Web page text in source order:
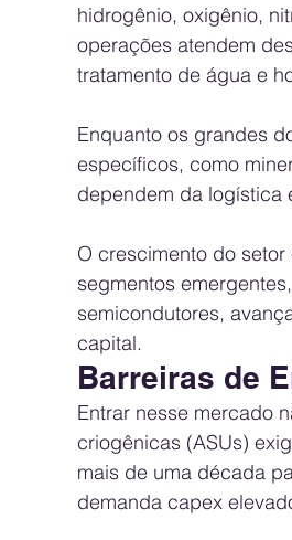
hidrogênio, oxigênio,
operações atendem
tratamento de água e
Enquanto os grandes
específicos, como
dependem da logística
O crescimento do
segmentos
semicondutores,
capital.
Barreiras de
Entrar nesse mercado
criogênicas (ASUs)
mais de uma década
demanda capex